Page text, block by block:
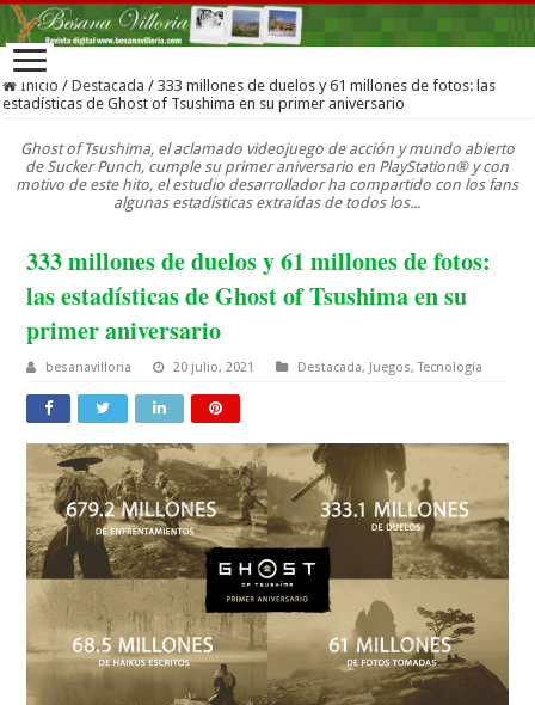
Inicio / Destacada / 333 millones de duelos y 61 millones de fotos: las
estadísticas de Ghost of Tsushima en su primer aniversario
Ghost of Tsushima, el aclamado videojuego de acción y mundo abierto
de Sucker Punch, cumple su primer aniversario en PlayStation® y con
motivo de este hito, el estudio desarrollador ha compartido con los fans
algunas estadísticas extraídas de todos los...
333 millones de duelos y 61 millones de fotos:
las estadísticas de Ghost of Tsushima en su
primer aniversario
besanavilloria 20 julio, 2021 Destacada, Juegos,Tecnología